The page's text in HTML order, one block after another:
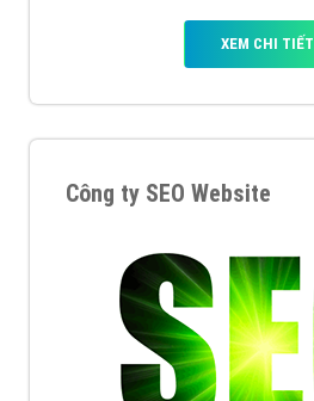
XEM CHI TIẾT
Công ty SEO Website